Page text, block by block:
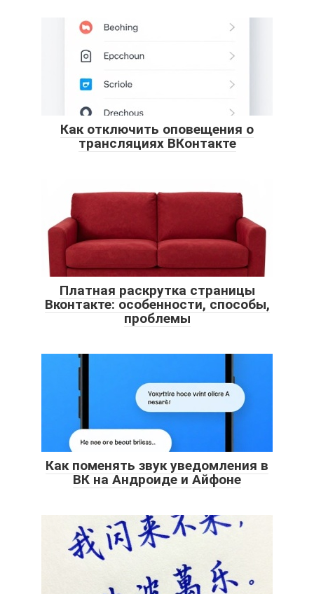
Как отключить оповещения о
трансляциях ВКонтакте
Платная раскрутка страницы
Вконтакте: особенности, способы,
проблемы
Как поменять звук уведомления в
ВК на Андроиде и Айфоне